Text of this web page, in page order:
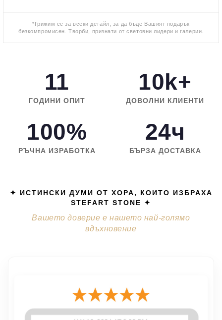
*Грижим се за всеки детайл, за да бъде Вашият подарък
безкомпромисен. Творби, признати от световни лидери и галерии.
11
ГОДИНИ ОПИТ
10k+
ДОВОЛНИ КЛИЕНТИ
100%
РЪЧНА ИЗРАБОТКА
24ч
БЪРЗА ДОСТАВКА
✦ ИСТИНСКИ ДУМИ ОТ ХОРА, КОИТО ИЗБРАХА
STEFART STONE ✦
Вашето доверие е нашето най-голямо
вдъхновение